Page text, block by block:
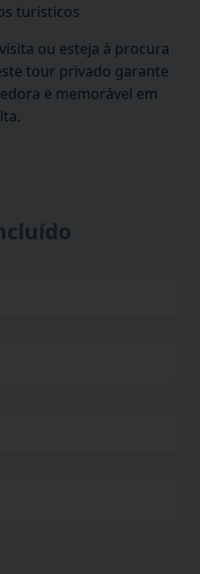
turísticos
ou esteja à procura
tour privado garante
e memorável em